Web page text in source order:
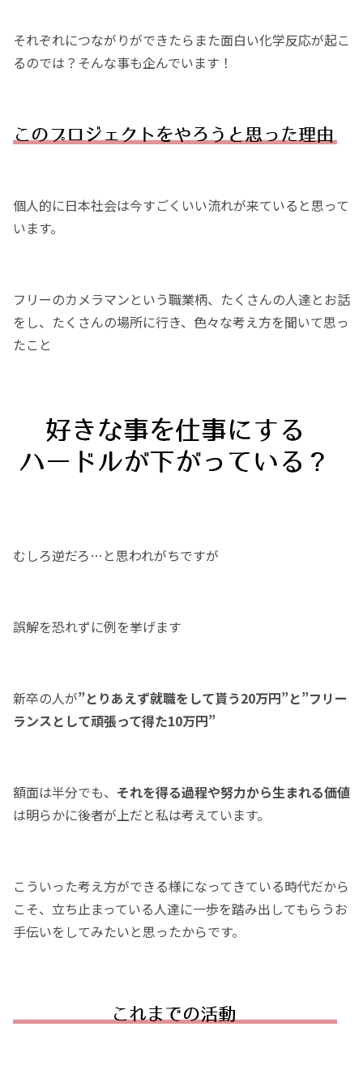
それぞれにつながりができたらまた面白い化学反応が起こ
るのでは？そんな事も企んでいます！
個人的に日本社会は今すごくいい流れが来ていると思って
います。
フリーのカメラマンという職業柄、たくさんの人達とお話
をし、たくさんの場所に行き、色々な考え方を聞いて思っ
たこと
むしろ逆だろ…と思われがちですが
誤解を恐れずに例を挙げます
新卒の人が”とりあえず就職をして貰う20万円”と”フリー
ランスとして頑張って得た10万円”
額面は半分でも、 それを得る過程や努力から生まれる価値
は明らかに後者が上だと私は考えています。
こういった考え方ができる様になってきている時代だから
こそ、立ち止まっている人達に一歩を踏み出してもらうお
手伝いをしてみたいと思ったからです。